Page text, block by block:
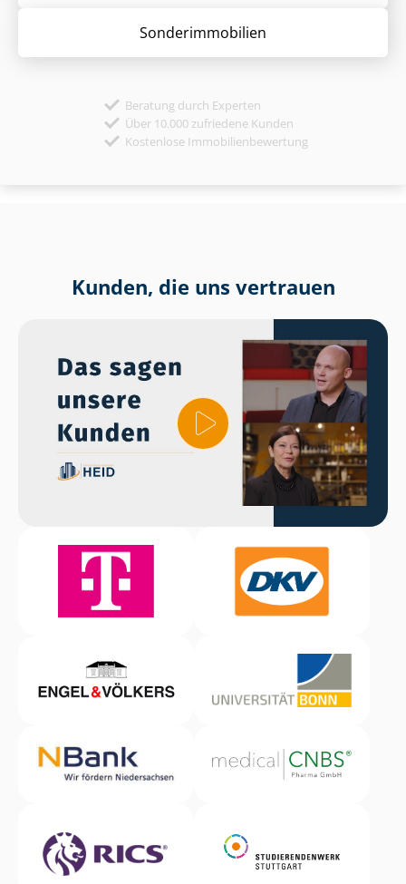
Sonder­immobilien
Beratung durch Experten
Über 10.000 zufriedene Kunden
Kostenlose Immobilienbewertung
Kunden, die uns vertrauen